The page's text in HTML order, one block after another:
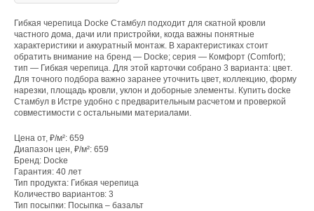
Гибкая черепица Docke Стамбул подходит для скатной кровли
частного дома, дачи или пристройки, когда важны понятные
характеристики и аккуратный монтаж. В характеристиках стоит
обратить внимание на бренд — Docke; серия — Комфорт (Comfort);
тип — Гибкая черепица. Для этой карточки собрано 3 варианта: цвет.
Для точного подбора важно заранее уточнить цвет, коллекцию, форму
нарезки, площадь кровли, уклон и доборные элементы. Купить docke
Стамбул в Истре удобно с предварительным расчетом и проверкой
совместимости с остальными материалами.
Цена от, ₽/м²: 659
Диапазон цен, ₽/м²: 659
Бренд: Docke
Гарантия: 40 лет
Тип продукта: Гибкая черепица
Количество вариантов: 3
Тип посыпки: Посыпка – базальт